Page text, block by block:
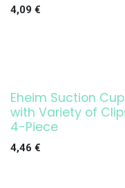
4,09 €
¡OFERTA!
Eheim Suction Cup
with Variety of
4-Piece
4,46 €